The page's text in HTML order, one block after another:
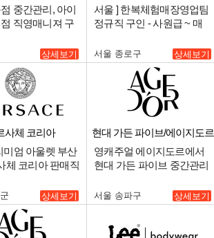
중간관리, 아이
직영매니져 구
상세보기
서울 ] 한복체험매장영업팀
정규직 구인 - 사원급 ~ 매
서울 종로구 상세보기
사체 코리아
미엄 아울렛 부산
체 코리아 판매직
상세보기
현대 가든 파이브/에이지도르
영캐주얼 에이지도르에서
현대 가든 파이브 중간관리
서울 송파구 상세보기